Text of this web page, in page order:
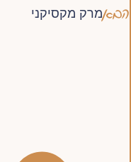
הבאמרק מקסיקני